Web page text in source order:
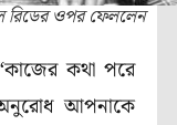
রিডের ওপর ফেললেন
কথা পরে
আপনাকে